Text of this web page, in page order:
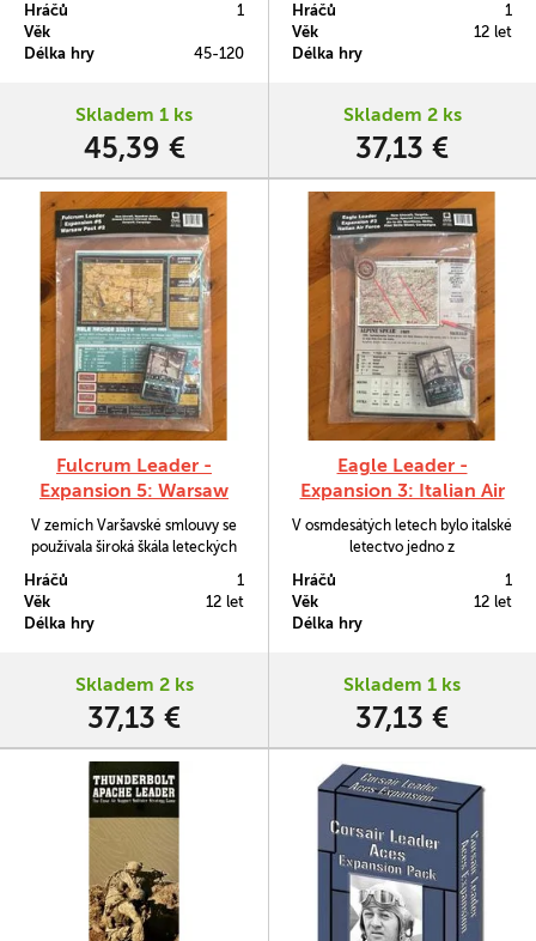
vše v rozšíření What if...? ke hře
Hráčů
1
Věk
Délka hry
45-120
Skladem 1 ks
45,39 €
vytrénované piloty a adekvátní
letadla. S balíčkem Minor NATO
získáte přístup k sedmi novým
Každý z nich bude mít přiřazeno
Hráčů
1
Věk
12 let
Délka hry
Skladem 2 ks
37,13 €
Fulcrum Leader -
Expansion 5: Warsaw
Pact 2
V zemích Varšavské smlouvy se
používala široká škála leteckých
mělo k letecké obraně svůj
přístup. Warsaw Pact 1 je
rozšíření ke hře Fulcrum Leader,
skupiny vojsk Varšavské smlouvy,
a Rumunska.
Hráčů
1
Věk
12 let
Délka hry
Skladem 2 ks
37,13 €
Eagle Leader -
Expansion 3: Italian Air
Force
V osmdesátých letech bylo italské
letectvo jedno z
NATO. S letouny jako Panavia
Tornado IDS, A-11 Ghibli či
staršími letouny typu G. 91
pomocí Řekům nad Středomořím
letectvo bojovalo pak také s
Hráčů
1
Věk
12 let
Délka hry
Skladem 1 ks
37,13 €